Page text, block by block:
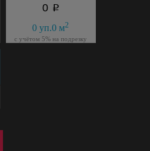
0 p
0 уп.0 м2
с учётом 5% на подрезку